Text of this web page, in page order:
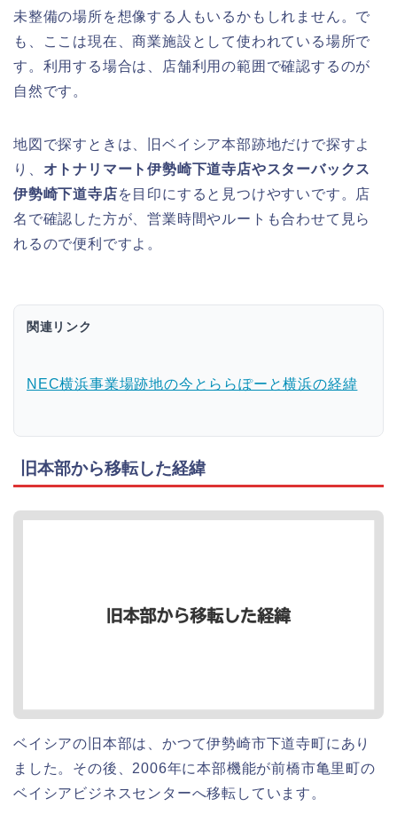
未整備の場所を想像する人もいるかもしれません。で
も、ここは現在、商業施設として使われている場所で
す。利用する場合は、店舗利用の範囲で確認するのが
自然です。
地図で探すときは、旧ベイシア本部跡地だけで探すよ
り、 オトナリマート伊勢崎下道寺店やスターバックス
伊勢崎下道寺店を目印にすると見つけやすいです。店
名で確認した方が、営業時間やルートも合わせて見ら
れるので便利ですよ。
関連リンク
NEC横浜事業場跡地の今とららぽーと横浜の経緯
旧本部から移転した経緯
ベイシアの旧本部は、かつて伊勢崎市下道寺町にあり
ました。その後、2006年に本部機能が前橋市亀里町の
ベイシアビジネスセンターへ移転しています。